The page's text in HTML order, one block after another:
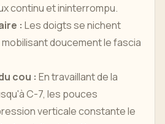
continu et ininterrompu.
: Les doigts se nichent
doucement le fascia
cou : En travaillant de la
C-7, les pouces
verticale constante le